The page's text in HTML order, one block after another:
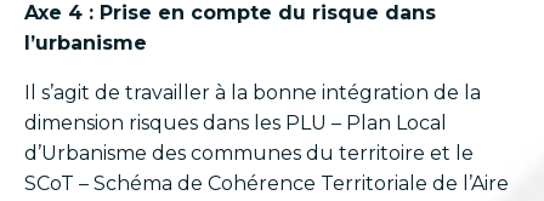
Axe 4 : Prise en compte du risque dans
l’urbanisme
Il s’agit de travailler à la bonne intégration de la
dimension risques dans les PLU – Plan Local
d’Urbanisme des communes du territoire et le
SCoT – Schéma de Cohérence Territoriale de l’Aire